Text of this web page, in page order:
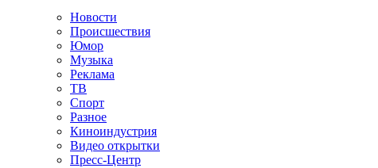
Новости
Происшествия
Юмор
Музыка
Реклама
ТВ
Спорт
Разное
Киноиндустрия
Видео открытки
Пресс-Центр